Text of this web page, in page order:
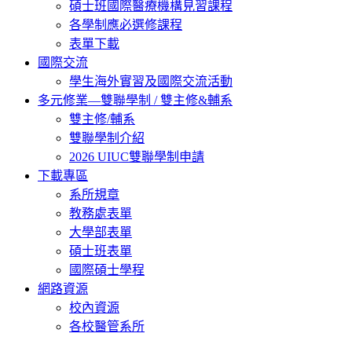
碩士班國際醫療機構見習課程
各學制應必選修課程
表單下載
國際交流
學生海外實習及國際交流活動
多元修業—雙聯學制 / 雙主修&輔系
雙主修/輔系
雙聯學制介紹
2026 UIUC雙聯學制申請
下載專區
系所規章
教務處表單
大學部表單
碩士班表單
國際碩士學程
網路資源
校內資源
各校醫管系所